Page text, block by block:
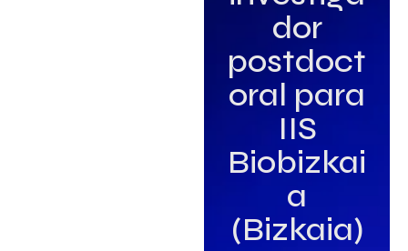
dor
postdoct
oral para
IIS
Biobizkai
a
(Bizkaia)
GRUPOS DE INTERÉS